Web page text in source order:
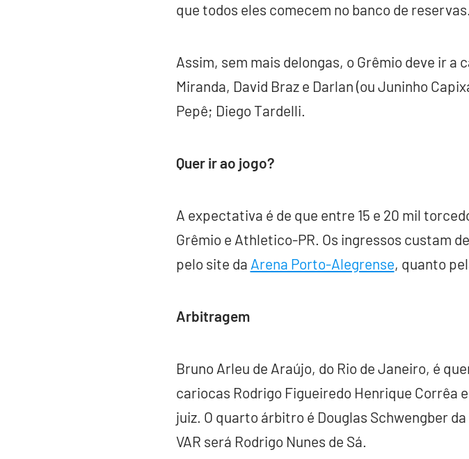
que todos eles comecem no banco de reservas.
Assim, sem mais delongas, o Grêmio deve ir
Miranda, David Braz e Darlan (ou Juninho
Pepê; Diego Tardelli.
Quer ir ao jogo?
A expectativa é de que entre 15 e 20 mil
Grêmio e Athletico-PR. Os ingressos custam
pelo site da Arena Porto-Alegrense, quanto
Arbitragem
Bruno Arleu de Araújo, do Rio de Janeiro, é
cariocas Rodrigo Figueiredo Henrique Corrêa
juiz. O quarto árbitro é Douglas Schwengber
VAR será Rodrigo Nunes de Sá.